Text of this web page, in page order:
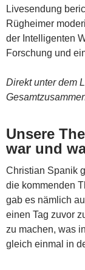
Livesendung
Rügheimer
der Intelligenten
Forschung und
Direkt unter dem
Unsere
war und
Christian Spanik
die kommenden
gab es nämlich
einen Tag zuvor
zu machen, was
gleich einmal in